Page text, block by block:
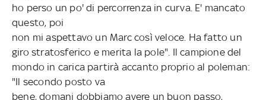
ho perso un po' di percorrenza in curva. E' mancato
questo, poi
non mi aspettavo un Marc così veloce. Ha fatto un
giro stratosferico e merita la pole". Il campione del
mondo in carica partirà accanto proprio al poleman:
"Il secondo posto va
bene, domani dobbiamo avere un buon passo,